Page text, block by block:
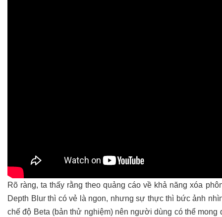
Rõ ràng, ta thấy rằng theo quảng cáo về khả năng xóa
Depth Blur thì có vẻ là ngon, nhưng sự thực thì bức ảnh
chế độ Beta (bản thử nghiệm) nên người dùng có thể